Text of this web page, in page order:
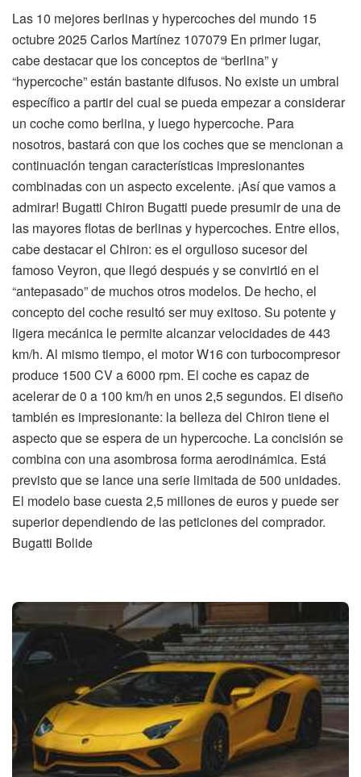
Las 10 mejores berlinas y hypercoches del mundo 15
octubre 2025 Carlos Martínez 107079 En primer lugar,
cabe destacar que los conceptos de “berlina” y
“hypercoche” están bastante difusos. No existe un umbral
específico a partir del cual se pueda empezar a considerar
un coche como berlina, y luego hypercoche. Para
nosotros, bastará con que los coches que se mencionan a
continuación tengan características impresionantes
combinadas con un aspecto excelente. ¡Así que vamos a
admirar! Bugatti Chiron Bugatti puede presumir de una de
las mayores flotas de berlinas y hypercoches. Entre ellos,
cabe destacar el Chiron: es el orgulloso sucesor del
famoso Veyron, que llegó después y se convirtió en el
“antepasado” de muchos otros modelos. De hecho, el
concepto del coche resultó ser muy exitoso. Su potente y
ligera mecánica le permite alcanzar velocidades de 443
km/h. Al mismo tiempo, el motor W16 con turbocompresor
produce 1500 CV a 6000 rpm. El coche es capaz de
acelerar de 0 a 100 km/h en unos 2,5 segundos. El diseño
también es impresionante: la belleza del Chiron tiene el
aspecto que se espera de un hypercoche. La concisión se
combina con una asombrosa forma aerodinámica. Está
previsto que se lance una serie limitada de 500 unidades.
El modelo base cuesta 2,5 millones de euros y puede ser
superior dependiendo de las peticiones del comprador.
Bugatti Bolide